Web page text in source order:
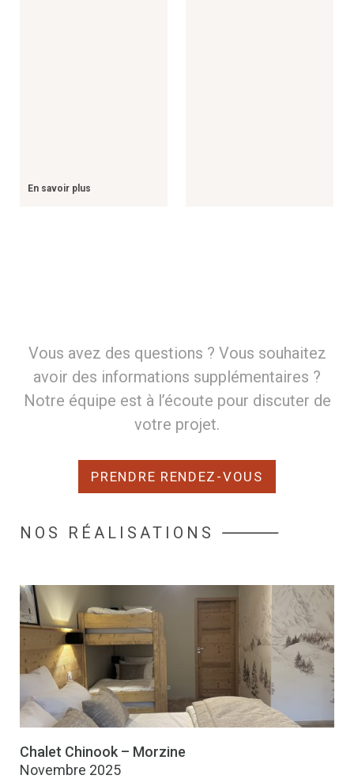
En savoir plus
Vous avez des questions ? Vous souhaitez
avoir des informations supplémentaires ?
Notre équipe est à l’écoute pour discuter de
votre projet.
PRENDRE RENDEZ-VOUS
NOS RÉALISATIONS
Chalet Chinook – Morzine
Novembre 2025